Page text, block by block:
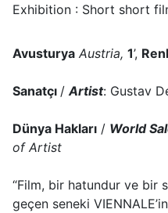
Exhibition : Short short
Avusturya Austria, 1’,
Sanatçı /Artist: Gustav
Dünya Hakları / World
of Artist
“Film, bir hatundur ve bir
geçen seneki